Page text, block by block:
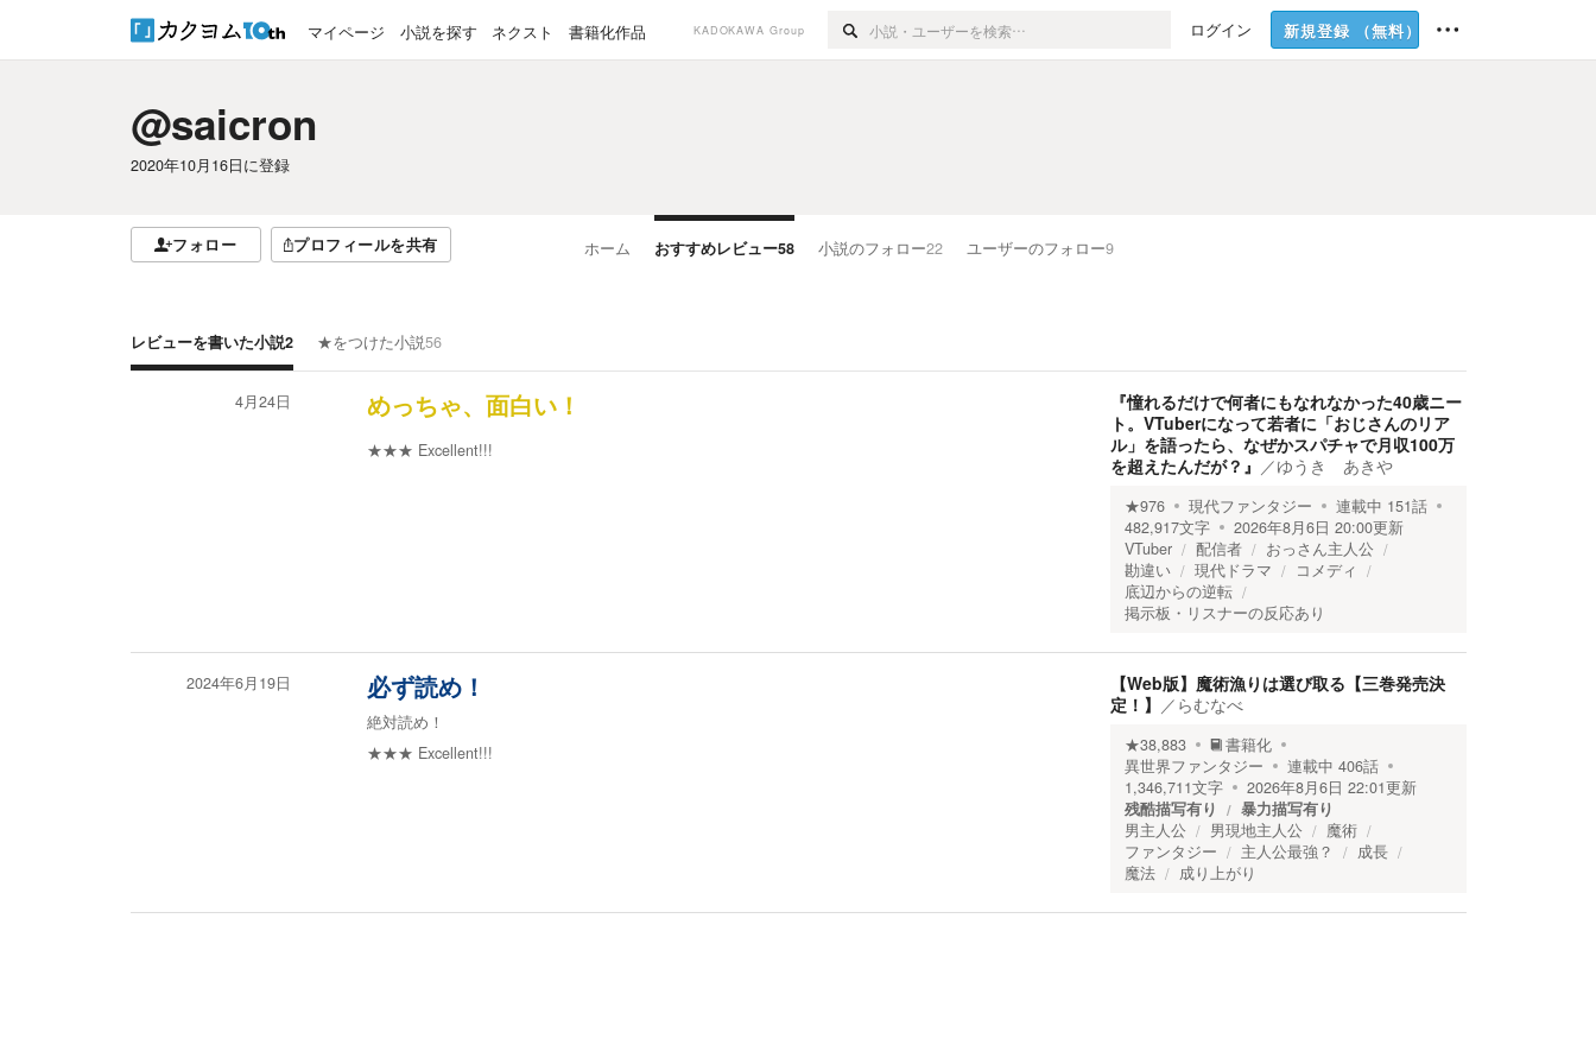
マイページ 小説を探す ネクスト 書籍化作品 KADOKAWA Group ログイン 新規登録 （無料）
@saicron
2020年10月16日に登録
フォロー プロフィールを共有 ホーム おすすめレビュー58 小説のフォロー22 ユーザーのフォロー9
レビューを書いた小説2 ★をつけた小説56
4月24日 めっちゃ、面白い！
★★★ Excellent!!!
『憧れるだけで何者にもなれなかった40歳ニー
ト。VTuberになって若者に「おじさんのリア
ル」を語ったら、なぜかスパチャで月収100万
を超えたんだが？』 ／ゆうき あきや
★976 現代ファンタジー 連載中 151話
482,917文字 2026年8月6日 20:00更新
VTuber
配信者
おっさん主人公
勘違い
現代ドラマ
コメディ
底辺からの逆転
掲示板・リスナーの反応あり
2024年6月19日 必ず読め！
絶対読め！
★★★ Excellent!!!
【Web版】魔術漁りは選び取る【三巻発売決
定！】 ／ らむなべ
★38,883
書籍化
異世界ファンタジー
連載中 406話
1,346,711文字 2026年8月6日 22:01更新
残酷描写有り
暴力描写有り
男主人公
男現地主人公
魔術
ファンタジー
主人公最強？
成長
魔法
成り上がり